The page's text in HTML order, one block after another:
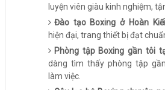
luyện viên giàu kinh nghiệm,
Đào tạo Boxing ở Hoàn
hiện đại, trang thiết bị đạt
Phòng tập Boxing gần tôi
dàng tìm thấy phòng tập
làm việc.